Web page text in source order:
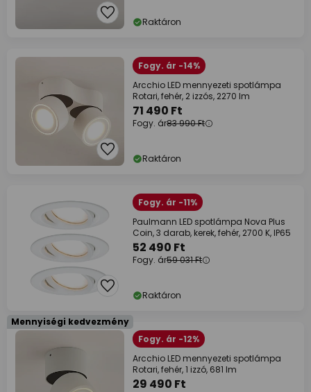
Raktáron
Fogy. ár -14%
Arcchio LED mennyezeti spotlámpa
Rotari, fehér, 2 izzós, 2270 lm
71 490 Ft
Fogy. ár83 990 Ft
Raktáron
Fogy. ár -11%
Paulmann LED spotlámpa Nova Plus
Coin, 3 darab, kerek, fehér, 2700 K, IP65
52 490 Ft
Fogy. ár59 031 Ft
Raktáron
Mennyiségi kedvezmény
Fogy. ár -12%
Arcchio LED mennyezeti spotlámpa
Rotari, fehér, 1 izzó, 681 lm
29 490 Ft